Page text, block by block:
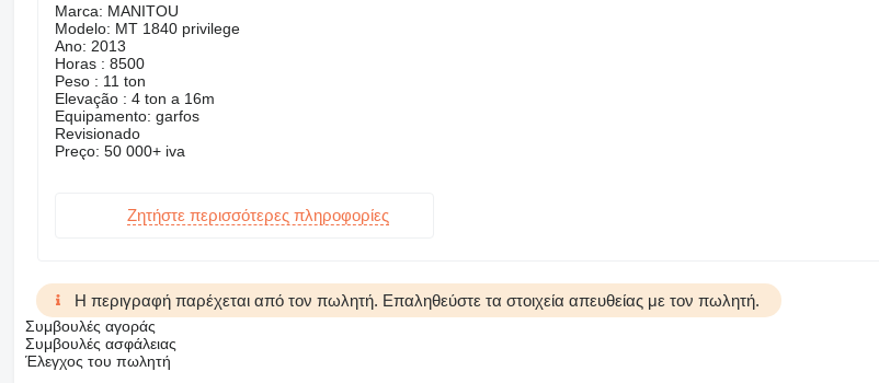
Marca: MANITOU
Modelo: MT 1840 privilege
Ano: 2013
Horas : 8500
Peso : 11 ton
Elevação : 4 ton a 16m
Equipamento: garfos
Revisionado
Preço: 50 000+ iva
Ζητήστε περισσότερες πληροφορίες
Η περιγραφή παρέχεται από τον πωλητή. Επαληθεύστε τα στοιχεία απευθείας με τον πωλητή.
Συμβουλές αγοράς
Συμβουλές ασφάλειας
Έλεγχος του πωλητή